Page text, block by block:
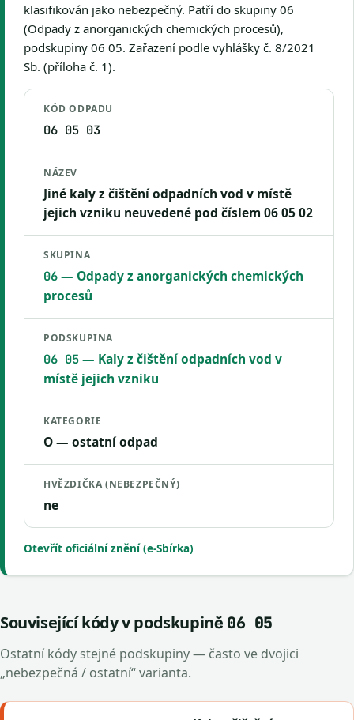
klasifikován jako nebezpečný. Patří do skupiny 06
(Odpady z anorganických chemických procesů),
podskupiny 06 05. Zařazení podle vyhlášky č. 8/2021
Sb. (příloha č. 1).
KÓD ODPADU
06 05 03
NÁZEV
Jiné kaly z čištění odpadních vod v místě
jejich vzniku neuvedené pod číslem 06 05 02
SKUPINA
06— Odpady z anorganických chemických
procesů
PODSKUPINA
06 05— Kaly z čištění odpadních vod v
místě jejich vzniku
KATEGORIE
O — ostatní odpad
HVĚZDIČKA (NEBEZPEČNÝ)
ne
Otevřít oficiální znění (e-Sbírka)
Související kódy v podskupině 06 05
Ostatní kódy stejné podskupiny — často ve dvojici
„nebezpečná / ostatní“ varianta.